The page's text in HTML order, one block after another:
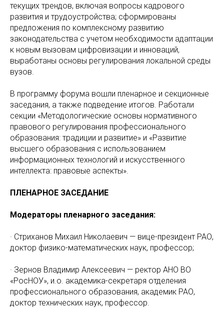
текущих трендов, включая вопросы кадрового
развития и трудоустройства; сформированы
предложения по комплексному развитию
законодательства с учетом необходимости адаптации
к новым вызовам цифровизации и инноваций,
выработаны основы регулирования локальной среды
вузов.
В программу форума вошли пленарное и секционные
заседания, а также подведение итогов. Работали
секции «Методологические основы нормативного
правового регулирования профессионального
образования: традиции и развитие» и «Развитие
высшего образования с использованием
информационных технологий и искусственного
интеллекта: правовые аспекты».
ПЛЕНАРНОЕ ЗАСЕДАНИЕ
Модераторы пленарного заседания:
· Стриханов Михаил Николаевич — вице-президент РАО,
доктор физико-математических наук, профессор;
· Зернов Владимир Алексеевич — ректор АНО ВО
«РосНОУ», и.о. академика-секретаря отделения
профессионального образования, академик РАО,
доктор технических наук, профессор.